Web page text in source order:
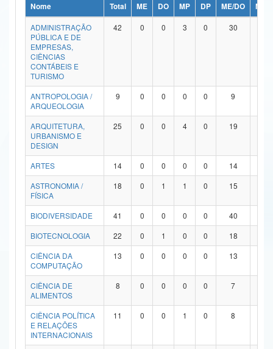
Ministério da Ciência, Tecnologia, Inovações e Comunicações
Ministério do Meio Ambiente
Ministério do Turismo
Ministério do Desenvolvimento Regional
Controladoria-Geral da União
Ministério da Mulher, da Família e dos Direitos Humanos
Secretaria de Governo
Advocacia-Geral da União
Banco Central do Brasil
Nome Total ME DO MP DP ME/DO
MP/
ADMINISTRAÇÃO
PÚBLICA E DE
EMPRESAS,
CIÊNCIAS
CONTÁBEIS E
TURISMO
42 0 0 3 0 30
ANTROPOLOGIA /
ARQUEOLOGIA
9 0 0 0 0 9
ARQUITETURA,
URBANISMO E
DESIGN
25 0 0 4 0 19
ARTES 14 0 0 0 0 14
ASTRONOMIA /
FÍSICA
18 0 1 1 0 15
BIODIVERSIDADE 41 0 0 0 0 40
BIOTECNOLOGIA
22 0 1 0 0 18
CIÊNCIA DA
COMPUTAÇÃO
13 0 0 0 0 13
CIÊNCIA DE
ALIMENTOS
8 0 0 0 0 7
CIÊNCIA POLÍTICA
E RELAÇÕES
INTERNACIONAIS
11 0 0 1 0 8